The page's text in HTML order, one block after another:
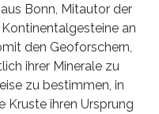
Bonn, Mitautor der
an
den Geoforschern,
ihrer Minerale zu
zu bestimmen, in
Kruste ihren Ursprung